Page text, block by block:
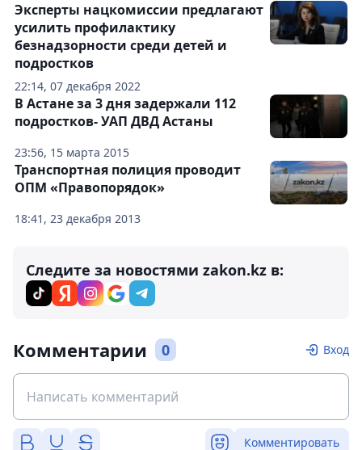
22:14, 07 декабря 2022
Эксперты нацкомиссии предлагают
усилить профилактику
безнадзорности среди детей и
подростков
23:56, 15 марта 2015
В Астане за 3 дня задержали 112
подростков- УАП ДВД Астаны
18:41, 23 декабря 2013
Транспортная полиция проводит
ОПМ «Правопорядок»
Следите за новостями zakon.kz в:
Комментарии 0 Вход
Комментировать